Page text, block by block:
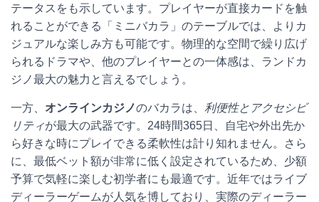
テータスをも示しています。プレイヤーが直接カードを触
れることができる「ミニバカラ」のテーブルでは、よりカ
ジュアルな楽しみ方も可能です。物理的な空間で繰り広げ
られるドラマや、他のプレイヤーとの一体感は、ランドカ
ジノ最大の魅力と言えるでしょう。
一方、 オンラインカジノのバカラは、 利便性とアクセシビ
リティが最大の武器です。24時間365日、自宅や外出先か
ら好きな時にプレイできる柔軟性は計り知れません。さら
に、最低ベット額が非常に低く設定されているため、少額
予算で気軽に楽しむ初学者にも最適です。近年ではライブ
ディーラーゲームが人気を博しており、実際のディーラー